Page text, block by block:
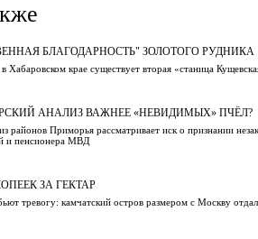
БЛАГОДАРНОСТЬ" ЗОЛОТОГО РУДНИКА
Хабаровском крае существует вторая «станица
АНАЛИЗ ВАЖНЕЕ «НЕВИДИМЫХ» ПЧЁЛ?
районов Приморья рассматривает иск о признании
и пенсионера МВД
ЗА ГЕКТАР
тревогу: камчатский остров размером с Москву